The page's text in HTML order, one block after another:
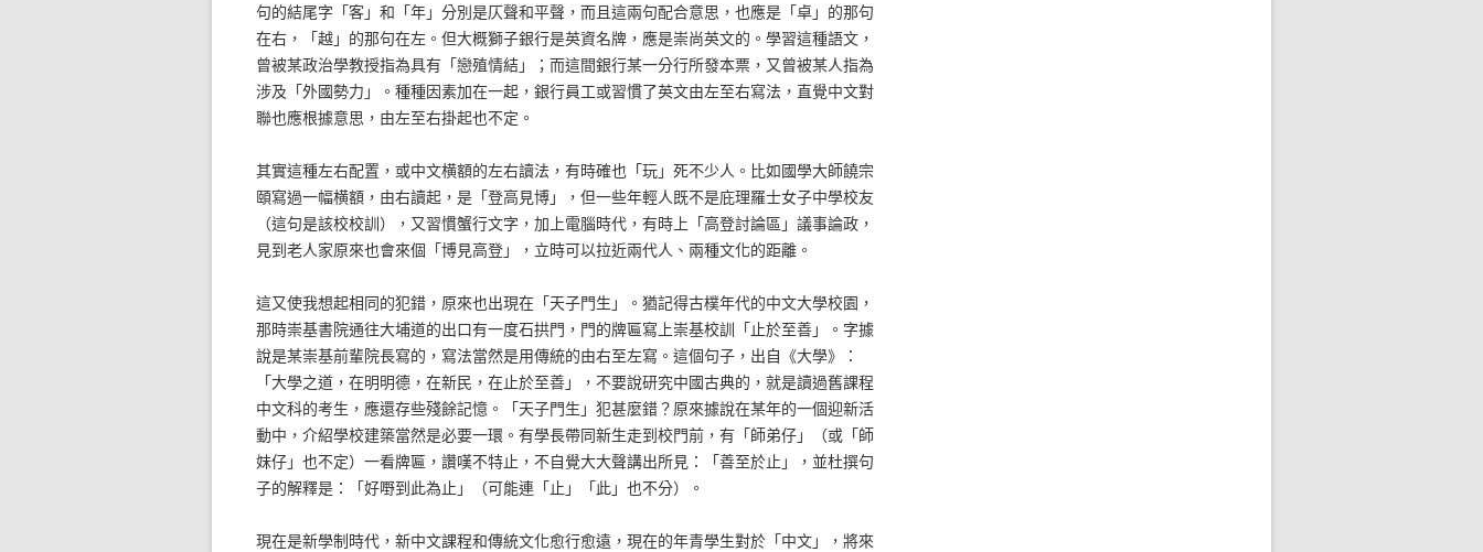
句的結尾字「客」和「年」分別是仄聲和平聲，而且這兩句配合意思，也應是「卓」的那句
在右，「越」的那句在左。但大概獅子銀行是英資名牌，應是崇尚英文的。學習這種語文，
曾被某政治學教授指為具有「戀殖情結」；而這間銀行某一分行所發本票，又曾被某人指為
涉及「外國勢力」。種種因素加在一起，銀行員工或習慣了英文由左至右寫法，直覺中文對
聯也應根據意思，由左至右掛起也不定。
其實這種左右配置，或中文横額的左右讀法，有時確也「玩」死不少人。比如國學大師饒宗
頤寫過一幅横額，由右讀起，是「登高見博」，但一些年輕人既不是庇理羅士女子中學校友
（這句是該校校訓），又習慣蟹行文字，加上電腦時代，有時上「高登討論區」議事論政，
見到老人家原來也會來個「博見高登」，立時可以拉近兩代人、兩種文化的距離。
這又使我想起相同的犯錯，原來也出現在「天子門生」。猶記得古樸年代的中文大學校園，
那時崇基書院通往大埔道的出口有一度石拱門，門的牌匾寫上崇基校訓「止於至善」。字據
說是某崇基前輩院長寫的，寫法當然是用傳統的由右至左寫。這個句子，出自《大學》：
「大學之道，在明明德，在新民，在止於至善」，不要說研究中國古典的，就是讀過舊課程
中文科的考生，應還存些殘餘記憶。「天子門生」犯甚麼錯？原來據說在某年的一個迎新活
動中，介紹學校建築當然是必要一環。有學長帶同新生走到校門前，有「師弟仔」（或「師
妹仔」也不定）一看牌匾，讚嘆不特止，不自覺大大聲講出所見：「善至於止」，並杜撰句
子的解釋是：「好嘢到此為止」（可能連「止」「此」也不分）。
現在是新學制時代，新中文課程和傳統文化愈行愈遠，現在的年青學生對於「中文」，將來